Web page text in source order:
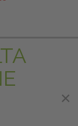
×
×